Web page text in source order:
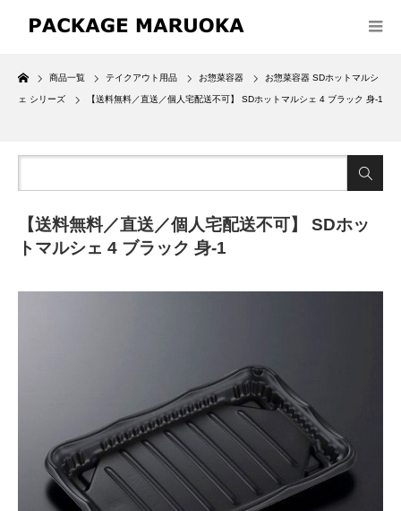
Home
商品一覧 テイクアウト用品 お惣菜容器 お惣菜容器 SDホットマルシ
ェ シリーズ 【送料無料／直送／個人宅配送不可】 SDホットマルシェ 4 ブラック 身-1
【送料無料／直送／個人宅配送不可】 SDホッ
トマルシェ 4 ブラック 身-1